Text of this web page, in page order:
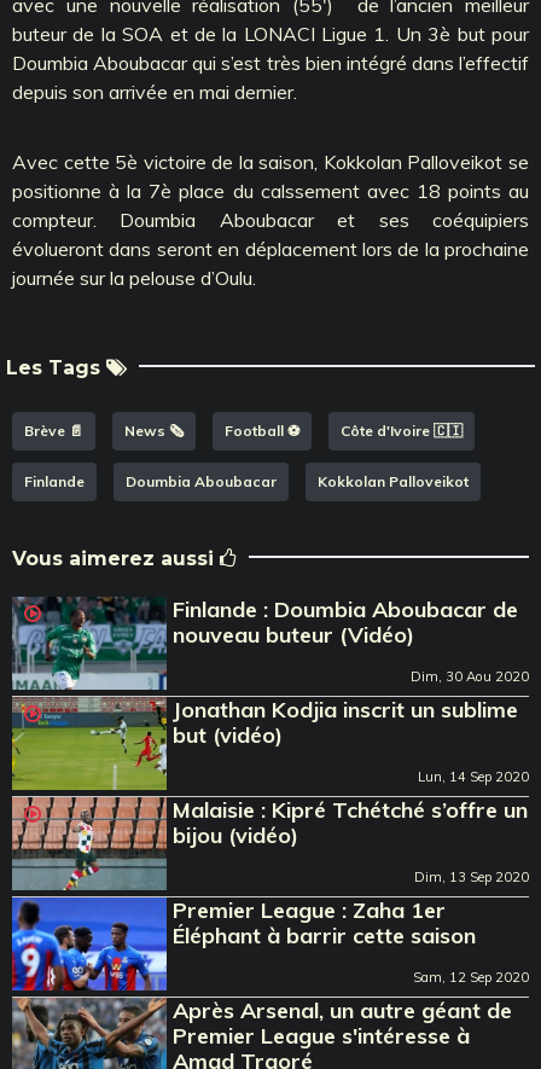
buteur de la SOA et de la LONACI Ligue 1. Un 3è but pour
Doumbia Aboubacar qui s’est très bien intégré dans l’effectif
depuis son arrivée en mai dernier.
Avec cette 5è victoire de la saison, Kokkolan Palloveikot se
positionne à la 7è place du calssement avec 18 points au
compteur. Doumbia Aboubacar et ses coéquipiers
évolueront dans seront en déplacement lors de la prochaine
journée sur la pelouse d’Oulu.
Les Tags
Brève 📄 News 🗞️ Football ⚽️ Côte d'Ivoire 🇨🇮
Finlande Doumbia Aboubacar Kokkolan Palloveikot
Vous aimerez aussi
Finlande : Doumbia Aboubacar de
nouveau buteur (Vidéo)
Dim, 30 Aou 2020
Jonathan Kodjia inscrit un sublime
but (vidéo)
Lun, 14 Sep 2020
Malaisie : Kipré Tchétché s’offre un
bijou (vidéo)
Dim, 13 Sep 2020
Premier League : Zaha 1er
Éléphant à barrir cette saison
Sam, 12 Sep 2020
Après Arsenal, un autre géant de
Premier League s'intéresse à
Amad Traoré